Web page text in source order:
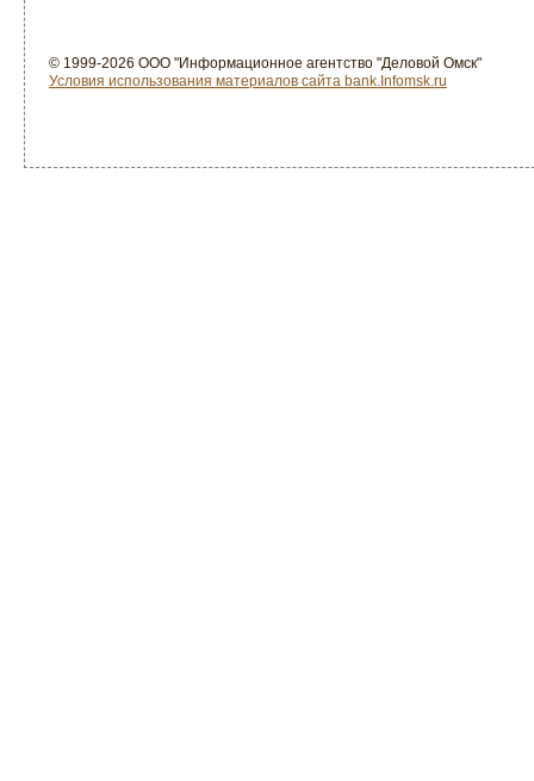
© 1999-2026 ООО "Информационное агентство "Деловой Омск"
Условия использования материалов сайта bank.Infomsk.ru